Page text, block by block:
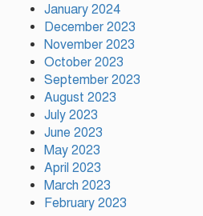
January 2024
December 2023
November 2023
October 2023
September 2023
August 2023
July 2023
June 2023
May 2023
April 2023
March 2023
February 2023